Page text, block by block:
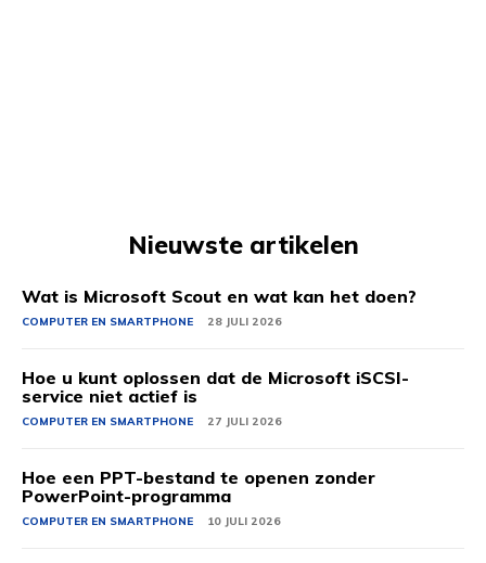
Nieuwste artikelen
Wat is Microsoft Scout en wat kan het doen?
COMPUTER EN SMARTPHONE 28 JULI 2026
Hoe u kunt oplossen dat de Microsoft iSCSI-
service niet actief is
COMPUTER EN SMARTPHONE 27 JULI 2026
Hoe een PPT-bestand te openen zonder
PowerPoint-programma
COMPUTER EN SMARTPHONE 10 JULI 2026